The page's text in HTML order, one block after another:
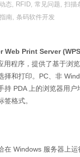
态, RFID, 常见问题, 扫描
南, 条码软件开发
Web Print Server
用程序，提供了基于浏览
择和打印。PC、非
持 PDA 上的浏览器用户
签格式。
在 Windows 服务器上运